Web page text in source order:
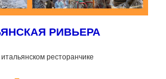
РИВЬЕРА
ресторанчике